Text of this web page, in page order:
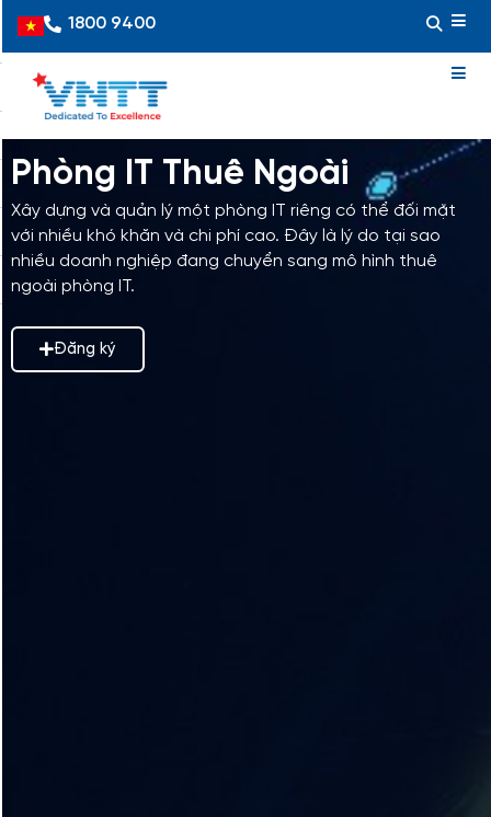
content
Vietnamese
1800 9400
Phòng IT Thuê Ngoài
Xây dựng và quản lý một phòng IT riêng có thể đối mặt
với nhiều khó khăn và chi phí cao. Đây là lý do tại sao
nhiều doanh nghiệp đang chuyển sang mô hình thuê
ngoài phòng IT.
Đăng ký